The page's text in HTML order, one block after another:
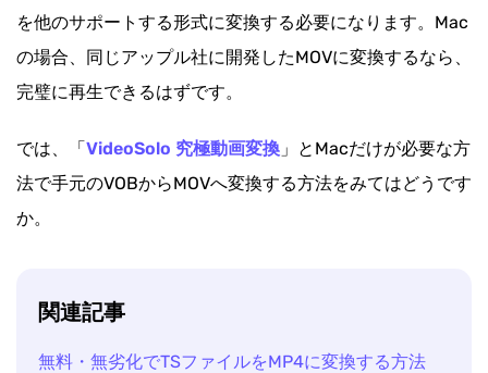
を他のサポートする形式に変換する必要になります。Mac
の場合、同じアップル社に開発したMOVに変換するなら、
完璧に再生できるはずです。
では、「VideoSolo 究極動画変換 」とMacだけが必要な方
法で手元のVOBからMOVへ変換する方法をみてはどうです
か。
関連記事
無料・無劣化でTSファイルをMP4に変換する方法